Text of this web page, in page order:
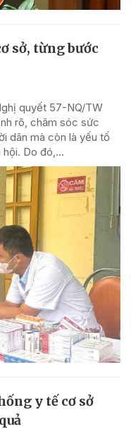
sở, từng bước
quyết 57-NQ/TW
rõ, chăm sóc sức
dân mà còn là yếu tố
Do đó,...
y tế cơ sở